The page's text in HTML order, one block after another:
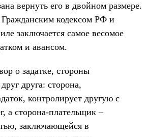
вернуть его в двойном размере.
кодексом РФ и
заключается самое весомое
и авансом.
о задатке, стороны
друга: сторона,
контролирует другую с
а сторона-плательщик –
заключающейся в